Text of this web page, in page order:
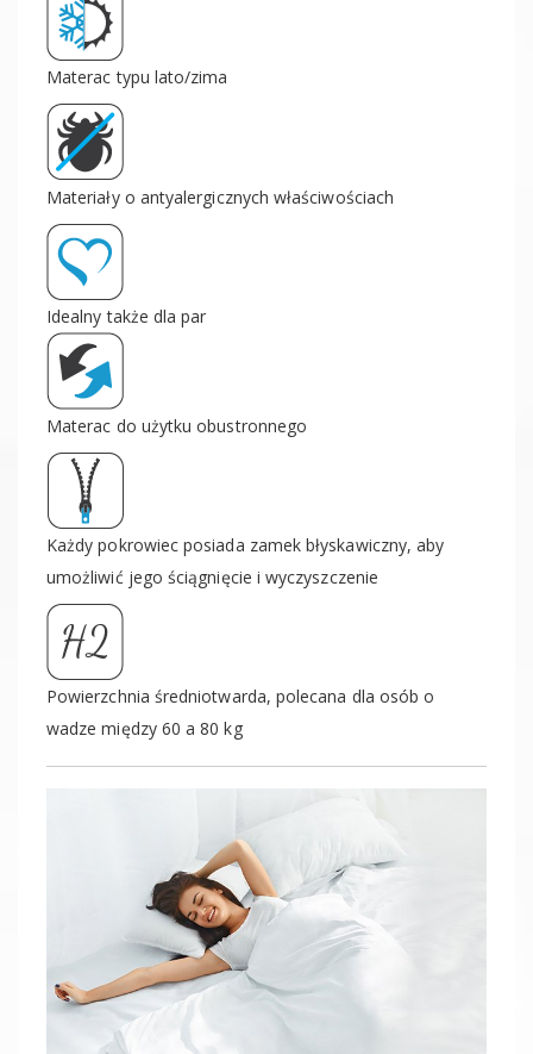
Materac typu lato/zima
Materiały o antyalergicznych właściwościach
Idealny także dla par
Materac do użytku obustronnego
Każdy pokrowiec posiada zamek błyskawiczny, aby
umożliwić jego ściągnięcie i wyczyszczenie
Powierzchnia średniotwarda, polecana dla osób o
wadze między 60 a 80 kg